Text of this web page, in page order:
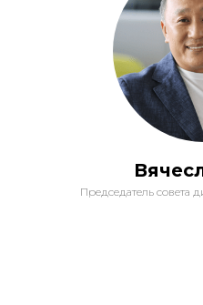
Председатель совета